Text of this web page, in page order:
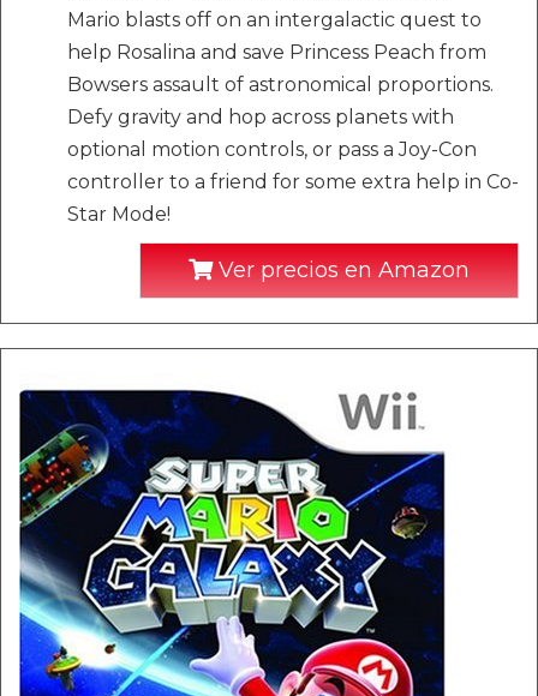
Mario blasts off on an intergalactic quest to
help Rosalina and save Princess Peach from
Bowsers assault of astronomical proportions.
Defy gravity and hop across planets with
optional motion controls, or pass a Joy-Con
controller to a friend for some extra help in Co-
Star Mode!
Ver precios en Amazon